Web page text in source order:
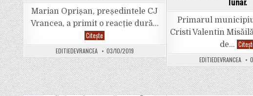
a
murit!
Marian Oprișan, președintele CJ
Vrancea, a primit o reacție dură…
Citește
virulent
la
adresa
lui
Oprișan,
la
debut
de
festival
EDITIEDEVRANCEA 03/10/2019
Primarul
Cristi Valentin
de…
EDITIEDEVRANCEA